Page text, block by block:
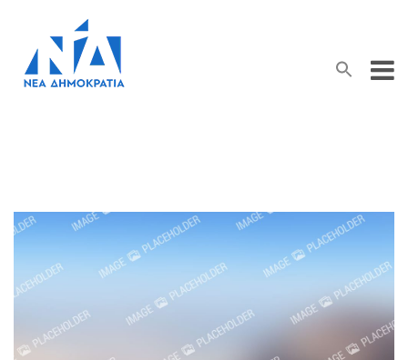
Search
Search Button